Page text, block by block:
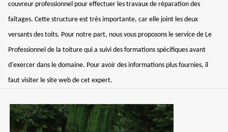
couvreur professionnel pour effectuer les travaux de réparation des
faîtages. Cette structure est très importante, car elle joint les deux
versants des toits. Pour notre part, nous vous proposons le service de Le
Professionnel de la toiture qui a suivi des formations spécifiques avant
d'exercer dans le domaine. Pour avoir des informations plus fournies, il
faut visiter le site web de cet expert.